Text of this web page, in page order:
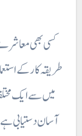
کسی بھی
طریقہ کار کے
میں سے ایک
آسان دستیابی